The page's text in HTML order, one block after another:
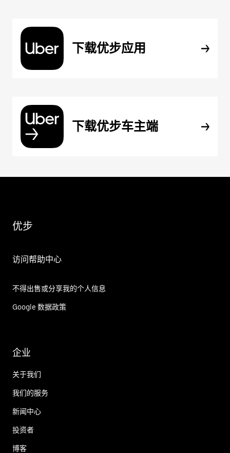
下载优步应用
下载优步车主端
优步
访问帮助中心
不得出售或分享我的个人信息
Google 数据政策
企业
关于我们
我们的服务
新闻中心
投资者
博客